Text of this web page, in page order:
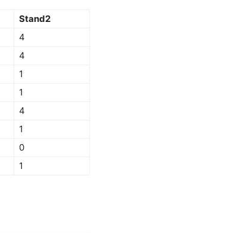
Stand2
4
4
1
1
4
1
0
1